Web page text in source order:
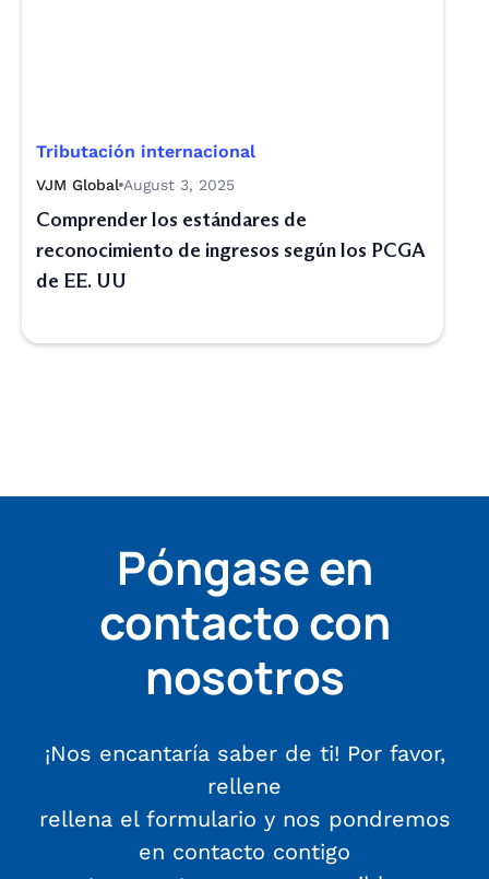
Tributación internacional
VJM Global August 3, 2025
Comprender los estándares de
reconocimiento de ingresos según los PCGA
de EE. UU
Póngase en
contacto con
nosotros
¡Nos encantaría saber de ti! Por favor,
rellene
rellena el formulario y nos pondremos
en contacto contigo